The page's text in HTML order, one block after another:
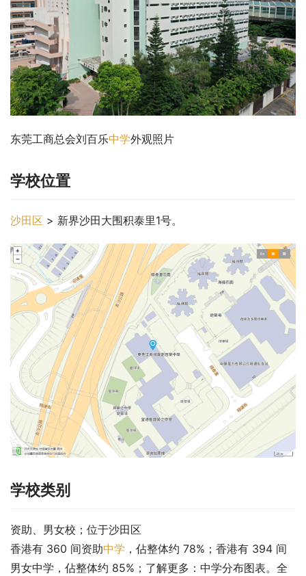
东莞工商总会刘百乐中学外观照片
学校位置
沙田区 > 新界沙田大围积泰里1号。
学校类别
资助、男女校；位于沙田区
香港有 360 间资助中学 ，佔整体约 78%；香港有 394 间
男女中学，佔整体约 85%；了解更多：中学分布图表。全